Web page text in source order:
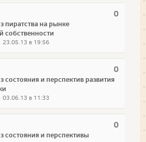
0
пиратства на рынке
собственности
23.05.13 в 19:56
0
состояния и перспектив развития
03.06.13 в 11:33
0
состояния и перспективы